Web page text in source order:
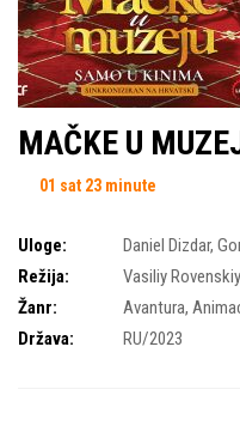
MAČKE U
01 sat 23 minute
Uloge: Daniel Dizdar,
Režija:
Vasiliy Rovenskiy
Žanr:
Avantura,
Država:
RU/2023